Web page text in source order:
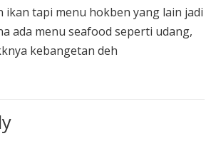
ikan tapi menu hokben yang lain jadi
ada menu seafood seperti udang,
kebangetan deh